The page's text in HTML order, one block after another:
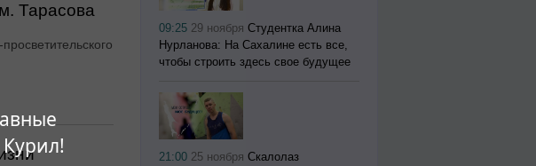
Тарасова
09:25 29 ноября Студентка Алина
Нурланова: На Сахалине есть все,
чтобы строить здесь свое будущее
21:00 25 ноября Скалолаз